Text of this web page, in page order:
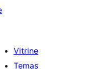
Vitrine
Temas